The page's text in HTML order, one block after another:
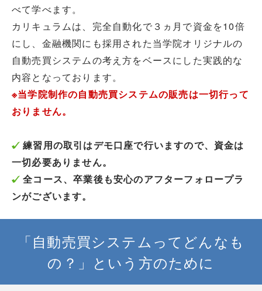
べて学べます。
カリキュラムは、完全自動化で３ヵ月で資金を10倍
にし、金融機関にも採用された当学院オリジナルの
自動売買システムの考え方をベースにした実践的な
内容となっております。
※当学院制作の自動売買システムの販売は一切行って
おりません。
練習用の取引はデモ口座で行いますので、資金は
一切必要ありません。
全コース、卒業後も安心のアフターフォロープラ
ンがございます。
「自動売買システムってどんなも
の？」という方のために